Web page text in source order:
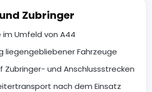
Zubringer
im Umfeld von A44
liegengebliebener Fahrzeuge
Zubringer- und Anschlussstrecken
nach dem Einsatz